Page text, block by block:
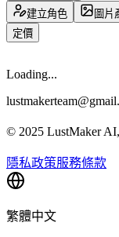
建立角色
圖片
定價
Loading...
© 2025 LustMaker
隱私政策服務條款
繁體中文